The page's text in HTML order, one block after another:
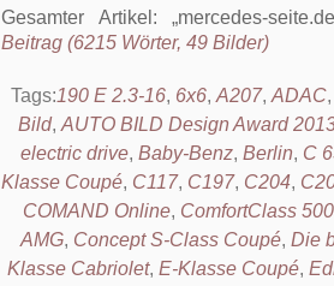
Gesamter Artikel: mercedes-
Beitrag (6215 Wörter, 49 Bilder)
Tags:190 E 2.3-16, 6x6, A207, ADAC
Bild, AUTO BILD Design Award
electric drive, Baby-Benz, Berlin, C
Klasse Coupé, C117, C197, C204,
COMAND Online, ComfortClass 500
AMG, Concept S-Class Coupé, Die
Klasse Cabriolet, E-Klasse Coupé,